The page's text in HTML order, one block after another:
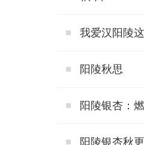
我爱汉阳陵
阳陵秋思
阳陵银杏：
阳陵银杏秋